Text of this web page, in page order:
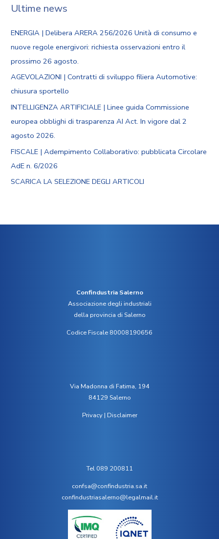
Ultime news
ENERGIA | Delibera ARERA 256/2026 Unità di consumo e
nuove regole energivori: richiesta osservazioni entro il
prossimo 26 agosto.
AGEVOLAZIONI | Contratti di sviluppo filiera Automotive:
chiusura sportello
INTELLIGENZA ARTIFICIALE | Linee guida Commissione
europea obblighi di trasparenza AI Act. In vigore dal 2
agosto 2026.
FISCALE | Adempimento Collaborativo: pubblicata Circolare
AdE n. 6/2026
SCARICA LA SELEZIONE DEGLI ARTICOLI
Confindustria Salerno
Associazione degli industriali
della provincia di Salerno
Codice Fiscale 80008190656
Via Madonna di Fatima, 194
84129 Salerno
Privacy| Disclaimer
Tel 089 200811
confsa@confindustria.sa.it
confindustriasalerno@legalmail.it